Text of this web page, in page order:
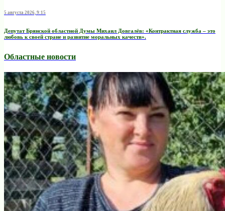
5 августа 2026, 9:15
Депутат Брянской областной Думы Михаил Довгалёв: «Контрактная служба – это
любовь к своей стране и развитие моральных качеств».
Областные новости